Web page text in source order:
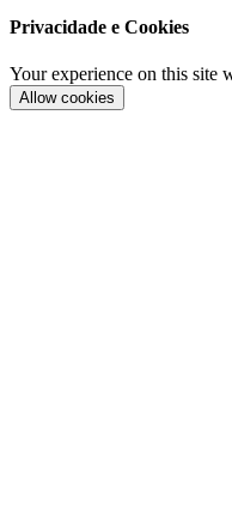
Privacidade e Cookies
Your experience on this site
Allow cookies